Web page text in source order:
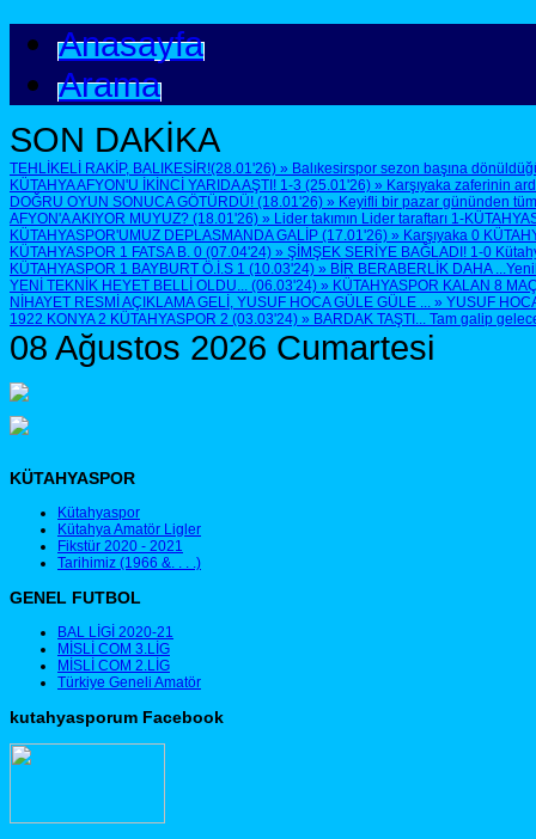
Anasayfa
Arama
SON DAKİKA
TEHLİKELİ RAKİP, BALIKESİR!(28.01'26) » Balıkesirspor sezon başına
KÜTAHYA AFYON'U İKİNCİ YARIDA AŞTI! 1-3 (25.01'26) » Karşıyaka zaferinin
DOĞRU OYUN SONUCA GÖTÜRDÜ! (18.01'26) » Keyifli bir pazar gününden
AFYON'A AKIYOR MUYUZ? (18.01'26) » Lider takımın Lider taraftarı 1-
KÜTAHYASPOR'UMUZ DEPLASMANDA GALİP (17.01'26) » Karşıyaka 0
KÜTAHYASPOR 1 FATSA B. 0 (07.04'24) » ŞİMŞEK SERİYE BAĞLADI! 1-0
KÜTAHYASPOR 1 BAYBURT Ö.İ.S 1 (10.03'24) » BİR BERABERLİK DAHA
YENİ TEKNİK HEYET BELLİ OLDU... (06.03'24) » KÜTAHYASPOR KALAN 8
NİHAYET RESMİ AÇIKLAMA GELİ, YUSUF HOCA GÜLE GÜLE ... » YUSUF
1922 KONYA 2 KÜTAHYASPOR 2 (03.03'24) » BARDAK TAŞTI... Tam galip
08 Ağustos 2026 Cumartesi
KÜTAHYASPOR
Kütahyaspor
Kütahya Amatör Ligler
Fikstür 2020 - 2021
Tarihimiz (1966 &. . . .)
GENEL FUTBOL
BAL LİGİ 2020-21
MİSLİ COM 3.LİG
MİSLİ COM 2.LİG
Türkiye Geneli Amatör
kutahyasporum Facebook